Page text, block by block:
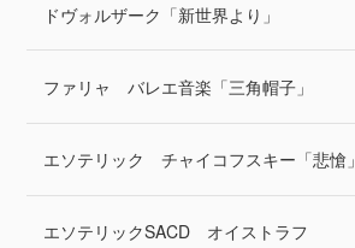
ドヴォルザーク「新世界より」
ファリャ バレエ音楽「三角帽子」
エソテリック チャイコフスキー「悲愴」
エソテリックSACD オイストラフ